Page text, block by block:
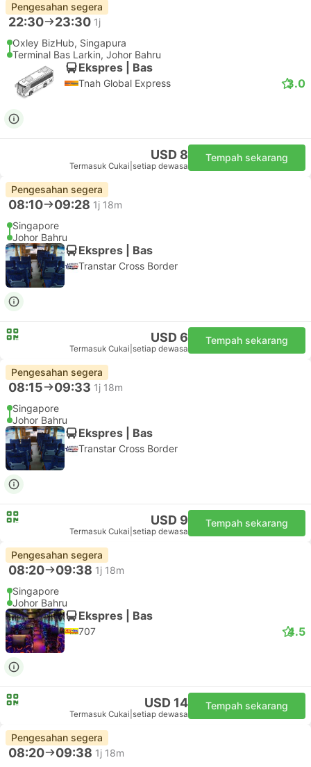
Pengesahan segera
22:30 23:30 1j
Oxley BizHub, Singapura
Terminal Bas Larkin, Johor Bahru
Ekspres | Bas
Tnah Global Express 3.0
USD 8
Termasuk Cukai setiap dewasa
Tempah sekarang
Pengesahan segera
08:10 09:28 1j 18m
Singapore
Johor Bahru
Ekspres | Bas
Transtar Cross Border
USD 6
Termasuk Cukai setiap dewasa
Tempah sekarang
Pengesahan segera
08:15 09:33 1j 18m
Singapore
Johor Bahru
Ekspres | Bas
Transtar Cross Border
USD 9
Termasuk Cukai setiap dewasa
Tempah sekarang
Pengesahan segera
08:20 09:38 1j 18m
Singapore
Johor Bahru
Ekspres | Bas
707 4.5
USD 14
Termasuk Cukai setiap dewasa
Tempah sekarang
Pengesahan segera
08:20 09:38 1j 18m